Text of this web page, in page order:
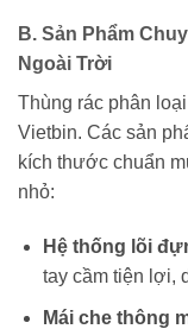
B. Sản Phẩm
Ngoài Trời
Thùng rác phân
Vietbin. Các sản
kích thước chuẩn
nhỏ:
Hệ thống lõi
tay cầm tiện lợi,
Mái che thông